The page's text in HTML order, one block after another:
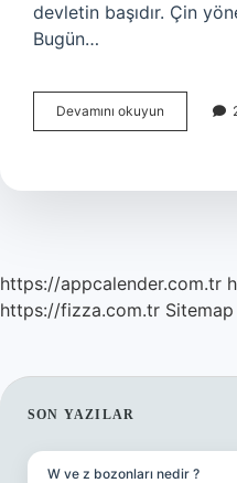
devletin başıdır. Çin
Bugün…
Devamını okuyun
Hala
https://appcalender.com.tr
https://fizza.com.tr Sitemap
SIDEBAR
SON YAZILAR
W ve z bozonları nedir ?